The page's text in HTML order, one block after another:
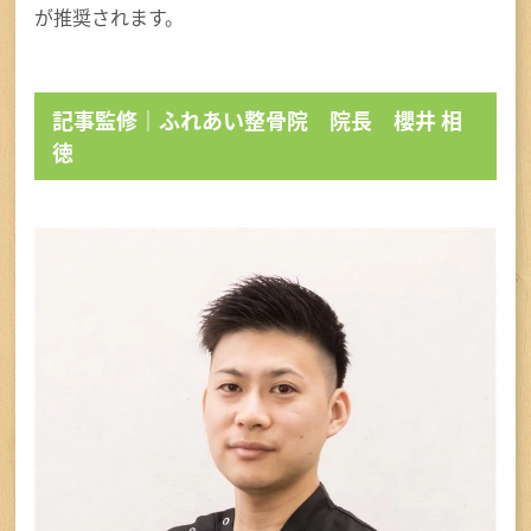
が推奨されます。
記事監修｜ふれあい整骨院 院長 櫻井 相
徳